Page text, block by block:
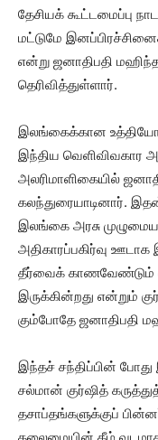
தேசியக் கூட்டமைப்பு
மட்டுமே
என்று ஜனாதிபதி
தெரிவித்துள்ளார்.
இலங்கைக்கான
இந்திய வெளிவிவகார
அலரிமாளிகையில்
கலந்துரையாடினார்.
இலங்கை அரசு
அதிகாரப்பகிர்வு
தீர்வைக் காணவேண்டும்
இருக்கின்றது என்றும்
கும்போதே ஜனாதிபதி
இந்தச் சந்திப்பின்
சல்மான் குர்ஷித்
தசாப்தங்களுக்குப்
தலைமையின் கீழ்